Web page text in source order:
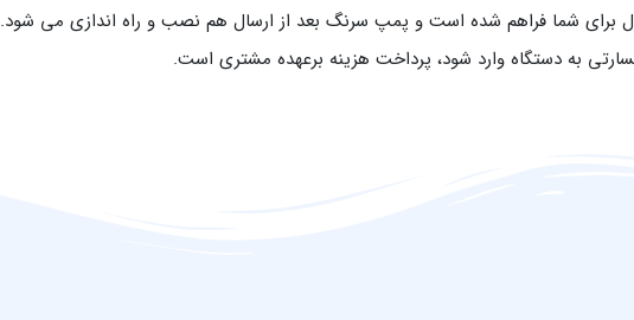
برای شما فراهم شده است و پمپ سرنگ بعد از ارسال هم نصب و راه اندازی می‌ شود.
به دستگاه وارد شود، پرداخت هزینه برعهده مشتری است.